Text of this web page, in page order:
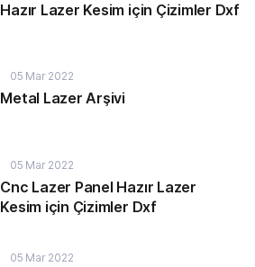
Hazır Lazer Kesim için Çizimler Dxf
05 Mar 2022
Metal Lazer Arşivi
05 Mar 2022
Cnc Lazer Panel Hazır Lazer
Kesim için Çizimler Dxf
05 Mar 2022